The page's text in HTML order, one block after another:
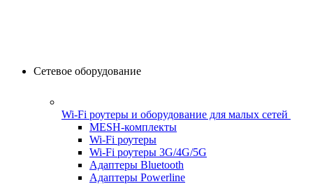
Сетевое оборудование
Wi-Fi роутеры и оборудование для малых сетей
MESH-комплекты
Wi-Fi роутеры
Wi-Fi роутеры 3G/4G/5G
Адаптеры Bluetooth
Адаптеры Powerline